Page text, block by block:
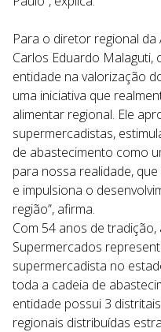
Para o diretor regional da
Carlos Eduardo
entidade na valorização
uma iniciativa que
alimentar regional. Ele
supermercadistas,
de abastecimento como
para nossa realidade,
e impulsiona o
região”, afirma.
Com 54 anos de
Supermercados
supermercadista no
toda a cadeia de
entidade possui 3
regionais distribuídas